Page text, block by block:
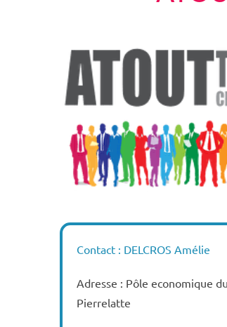
Contact : DELCROS Amélie
Adresse : Pôle economique
Pierrelatte